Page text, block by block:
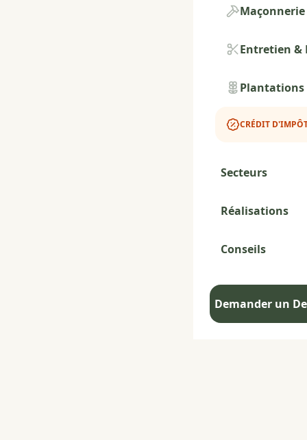
Maçonnerie
Entretien &
Plantations
CRÉDIT
Secteurs
Réalisations
Conseils
Demander un